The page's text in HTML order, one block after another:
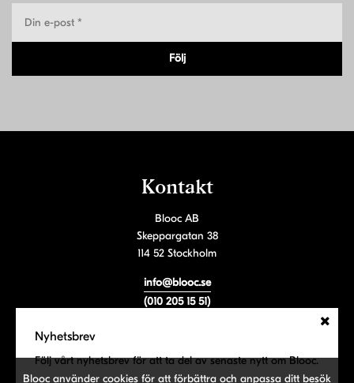
Följ
Kontakt
Blooc AB
Skeppargatan 38
114 52 Stockholm
info@blooc.se
(010 205 15 51)
Följ vårt nyhetsbrev
Blooc använder cookies för att förbättra och anpassa ditt besök
Nyhetsbrev
Följ vårt nyhetsbrev för att ta del av senaste nytt om Blooc.